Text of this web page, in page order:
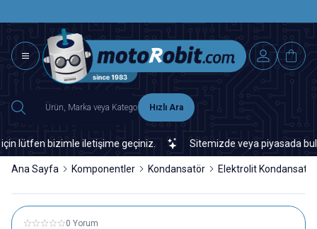
Hızlı Ara
bizimle iletişime geçiniz. Sitemizde veya piyasada
Ana Sayfa Komponentler Kondansatör Elektrolit Kondansatör
0 Yorum